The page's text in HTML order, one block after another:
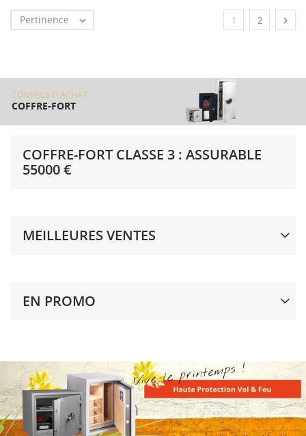
COFFRE-FORT CLASSE 3 : ASSURABLE
55000 €
MEILLEURES VENTES
EN PROMO
Pertinence  1 2 
CONSEILS D'ACHAT
COFFRE-FORT